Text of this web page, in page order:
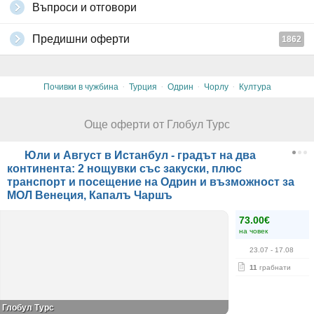
Туроператорът си запазва правото на промени в
последователността на изпълнение на програмата по независещи
от него причини и не носи отговорност за туристи, недопуснати от
съответните гранични власти.
Необходими документи: валиден документ за самоличност -
или с 1 родител е необходима и нотариално заверена декларация
Въпроси и отговори
Предишни оферти 1862
Почивки в чужбина · Турция · Одрин · Чорлу · Култура
Още оферти от Глобул Турс
Юли и Август в Истанбул - градът на два
континента: 2 нощувки със закуски, плюс
транспорт и посещение на Одрин и възможност за
МОЛ Венеция, Капалъ Чаршъ
73.00€
на човек
23.07 - 17.08
11 грабнати
Глобул Турс